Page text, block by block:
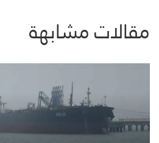
مقالات مشابهة